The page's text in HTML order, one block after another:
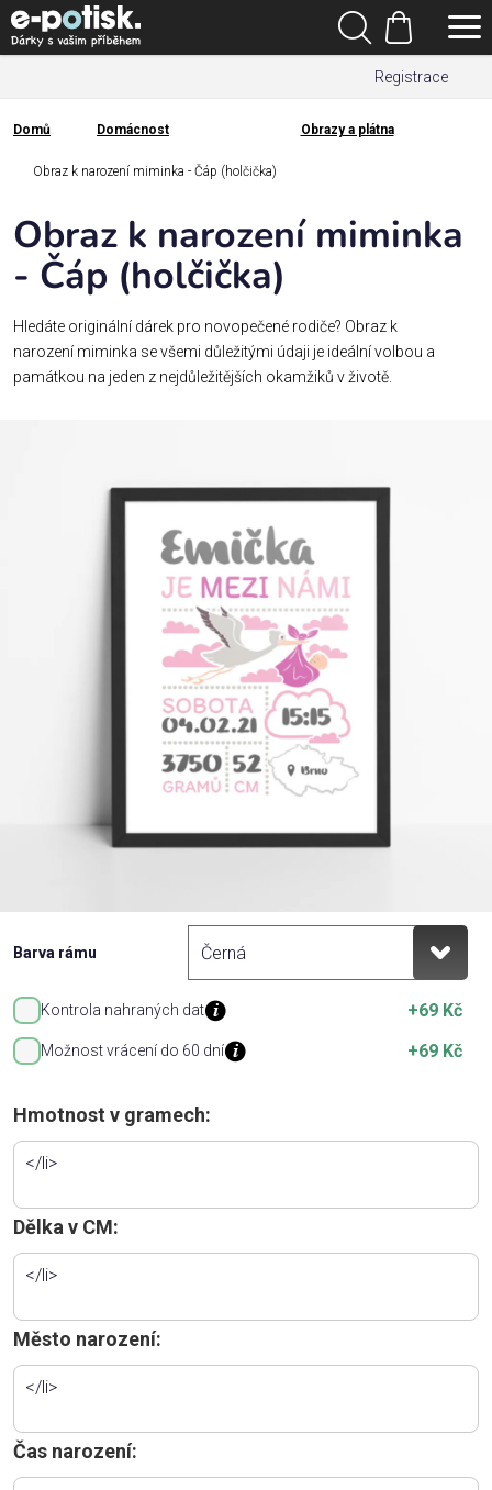
Přejít
na
obsah
Registrace
Hledat
Nákupní
košík
Kategorie
Dárek
Rodina
/
Láska
Domů
Domů Domácnost Obrazy a plátna
Obraz k narození miminka - Čáp (holčička)
Barva rámu
Kontrola nahraných dat +69 Kč
Možnost vrácení do 60 dní +69 Kč
Hmotnost v gramech:
Dělka v CM:
Město narození:
Čas narození:
Obraz k narození miminka
- Čáp (holčička)
Hledáte originální dárek pro novopečené rodiče? Obraz k
narození miminka se všemi důležitými údaji je ideální volbou a
památkou na jeden z nejdůležitějších okamžiků v životě.